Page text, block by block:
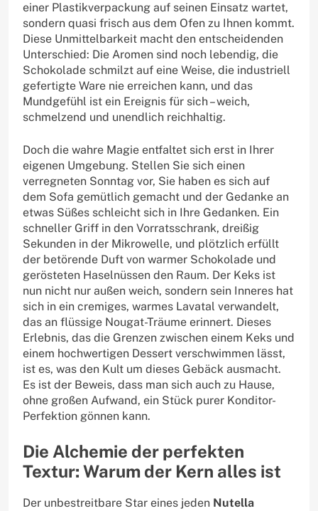
einer Plastikverpackung auf seinen Einsatz wartet,
sondern quasi frisch aus dem Ofen zu Ihnen kommt.
Diese Unmittelbarkeit macht den entscheidenden
Unterschied: Die Aromen sind noch lebendig, die
Schokolade schmilzt auf eine Weise, die industriell
gefertigte Ware nie erreichen kann, und das
Mundgefühl ist ein Ereignis für sich – weich,
schmelzend und unendlich reichhaltig.
Doch die wahre Magie entfaltet sich erst in Ihrer
eigenen Umgebung. Stellen Sie sich einen
verregneten Sonntag vor, Sie haben es sich auf
dem Sofa gemütlich gemacht und der Gedanke an
etwas Süßes schleicht sich in Ihre Gedanken. Ein
schneller Griff in den Vorratsschrank, dreißig
Sekunden in der Mikrowelle, und plötzlich erfüllt
der betörende Duft von warmer Schokolade und
gerösteten Haselnüssen den Raum. Der Keks ist
nun nicht nur außen weich, sondern sein Inneres hat
sich in ein cremiges, warmes Lavatal verwandelt,
das an flüssige Nougat-Träume erinnert. Dieses
Erlebnis, das die Grenzen zwischen einem Keks und
einem hochwertigen Dessert verschwimmen lässt,
ist es, was den Kult um dieses Gebäck ausmacht.
Es ist der Beweis, dass man sich auch zu Hause,
ohne großen Aufwand, ein Stück purer Konditor-
Perfektion gönnen kann.
Die Alchemie der perfekten
Textur: Warum der Kern alles ist
Der unbestreitbare Star eines jeden Nutella